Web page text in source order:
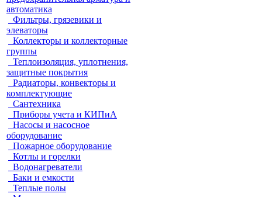
автоматика
Фильтры, грязевики и
элеваторы
Коллекторы и коллекторные
группы
Теплоизоляция, уплотнения,
защитные покрытия
Радиаторы, конвекторы и
комплектующие
Сантехника
Приборы учета и КИПиА
Насосы и насосное
оборудование
Пожарное оборудование
Котлы и горелки
Водонагреватели
Баки и емкости
Теплые полы